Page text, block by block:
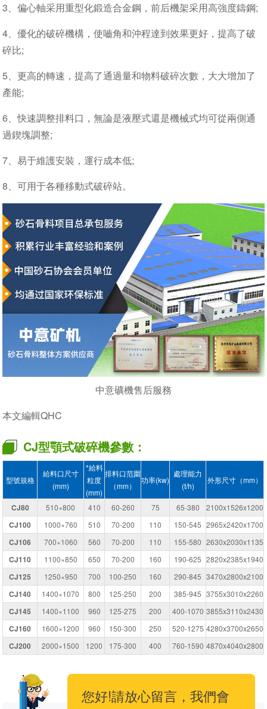
3、偏心軸采用重型化鍛造合金鋼，前后機架采用高強度鑄鋼;
4、優化的破碎機構，使嚙角和沖程達到效果更好，提高了破
碎比;
5、更高的轉速，提高了通過量和物料破碎次數，大大增加了
產能;
6、快速調整排料口，無論是液壓式還是機械式均可從兩側通
過鍥塊調整;
7、易于維護安裝，運行成本低;
8、可用于各種移動式破碎站。
中意礦機售后服務
本文編輯QHC
CJ型顎式破碎機參數：
型號規格
給料口尺寸
(mm)
*給料
粒度
(mm)
排料口范圍
（mm）
功率(kw)
處理能力
(t/h)
外形尺寸（mm）
CJ80 510×800 410 60-260 75 65-380 2100x1526x1200
CJ100 1000×760 510 70-200 110 150-545 2965x2420x1700
CJ106 700×1060 560 70-200 110 155-580 2630x2030x1135
CJ110 1100×850 650 70-200 160 190-625 2820x2385x1940
CJ125 1250×950 700 100-250 160 290-845 3470x2800x2100
CJ140 1400×1070 800 125-250 200 385-945 3755x3010x2260
CJ145 1400×1100 960 125-275 200 400-1070 3855x3110x2430
CJ160 1600×1200 960 150-300 250 520-1275 4280x3700x2650
CJ200 2000×1500 1200 175-300 400 760-1590 4870x4040x2800
您好!請放心留言，我們會